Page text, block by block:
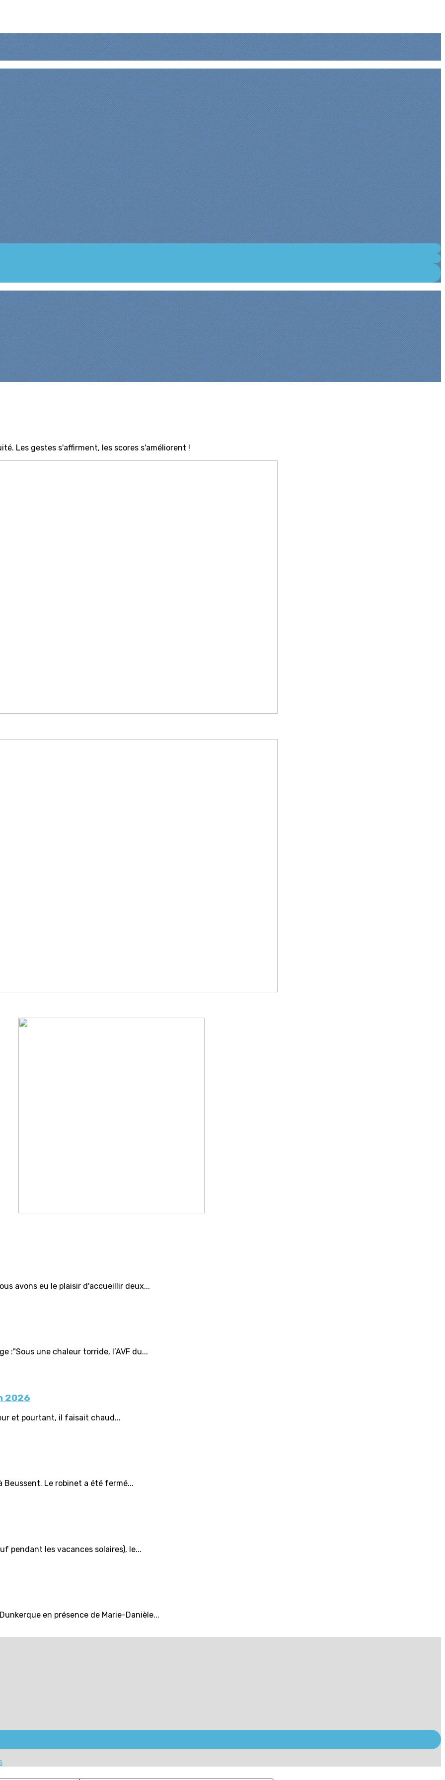
Les gestes s'affirment, les scores s'améliorent !
avons eu le plaisir d'accueillir deux...
:"Sous une chaleur torride, l’AVF du...
2026
et pourtant, il faisait chaud...
Le robinet a été fermé...
pendant les vacances solaires), le...
en présence de Marie-Danièle...